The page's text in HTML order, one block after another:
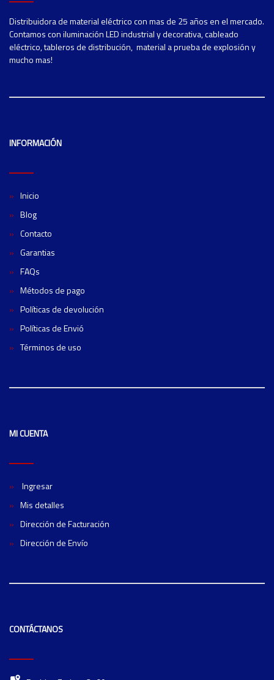
Distribuidora de material eléctrico con mas de 25 años en el mercado.
Contamos con iluminación LED industrial y decorativa, cableado
eléctrico, tableros de distribución, material a prueba de explosión y
mucho mas!
INFORMACIÓN
Inicio
Blog
Contacto
Garantias
FAQs
Métodos de pago
Políticas de devolución
Políticas de Envió
Términos de uso
MI CUENTA
Ingresar
Mis detalles
Dirección de Facturación
Dirección de Envío
CONTÁCTANOS